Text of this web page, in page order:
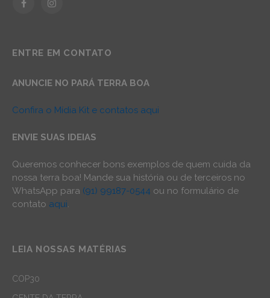
FacebookInstagram
ENTRE EM CONTATO
ANUNCIE NO PARÁ TERRA BOA
Confira o Mídia Kit e contatos aqui
ENVIE SUAS IDEIAS
Queremos conhecer bons exemplos de quem cuida da
nossa terra boa! Mande sua história ou de terceiros no
WhatsApp para (91) 99187-0544 ou no formulário de
contato aqui.
LEIA NOSSAS MATÉRIAS
COP30